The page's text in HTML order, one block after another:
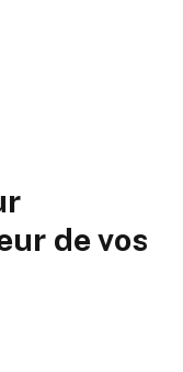
de vos